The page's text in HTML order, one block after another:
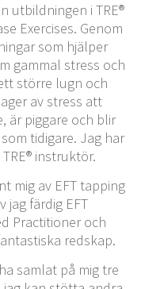
utbildningen i TRE®
Exercises. Genom
som hjälper
gammal stress och
större lugn och
av stress att
är piggare och blir
tidigare. Jag har
instruktör.
mig av EFT tapping
jag färdig EFT
Practitioner och
redskap.
samlat på mig tre